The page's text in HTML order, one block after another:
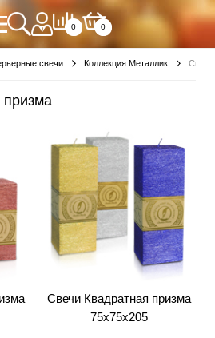
0 0
свечи Коллекция Металлик Свечи
призма
Свечи Квадратная призма
75х75х205